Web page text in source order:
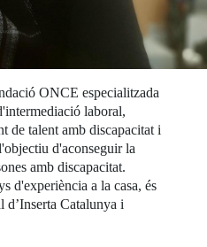
ONCE especialitzada
laboral,
de talent amb discapacitat i
d'aconseguir la
amb discapacitat.
d'experiència a la casa, és
Catalunya i